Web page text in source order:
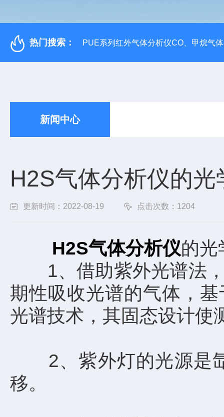
热门搜索： PUE系列红外气体分析仪CO、甲烷气
新闻中心
H2S气体分析仪的
更新时间：2022-08-19 点击次数：1204
H2S气体分析仪的光
1、借助紫外光谱法，
期性吸收光谱的气体，
光谱技术，其固态设计使
2、紫外灯的光源是氙
移。